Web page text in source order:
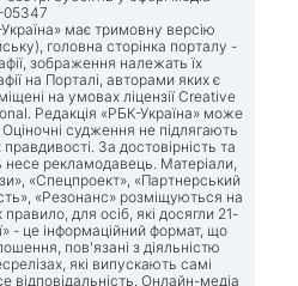
05347
має тримовну версію
головна сторінка порталу -
зображення належать їх
на Порталі, авторами яких є
на умовах ліцензії Creative
Редакція «РБК-Україна» може
судження не підлягають
За достовірність та
несе рекламодавець. Матеріали,
«Спецпроект», «Партнерський
«Резонанс» розміщуються на
для осіб, які досягли 21-
- це інформаційний формат, що
пов'язані з діяльністю
які випускають самі
відповідальність. Онлайн-медіа